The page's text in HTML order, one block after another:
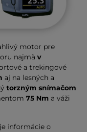
motor pre
najmä v
a trekingové
aj na lesných a
torzným snímačom
75 Nm a váži
informácie o